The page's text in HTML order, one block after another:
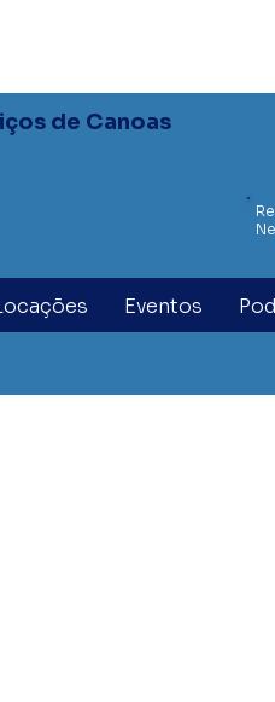
de Canoas
Eventos